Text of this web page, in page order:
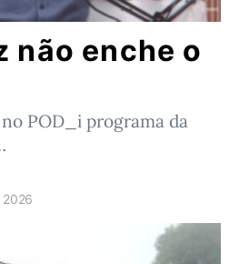
não enche o
POD_i programa da